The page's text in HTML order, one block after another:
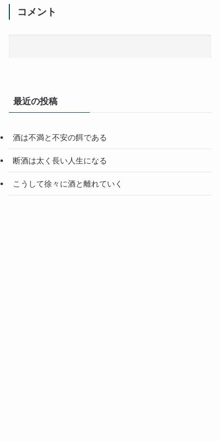
コメント
最近の投稿
酒は不満と不安の餌である
断酒は太く長い人生になる
こうして徐々に酒と離れていく